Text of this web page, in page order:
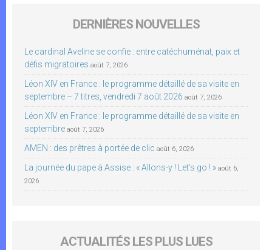
DERNIÈRES NOUVELLES
Le cardinal Aveline se confie : entre catéchuménat, paix et
défis migratoires août 7, 2026
Léon XIV en France : le programme détaillé de sa visite en
septembre – 7 titres, vendredi 7 août 2026 août 7, 2026
Léon XIV en France : le programme détaillé de sa visite en
septembre août 7, 2026
AMEN : des prêtres à portée de clic août 6, 2026
La journée du pape à Assise : « Allons-y ! Let’s go ! » août 6,
2026
ACTUALITÉS LES PLUS LUES